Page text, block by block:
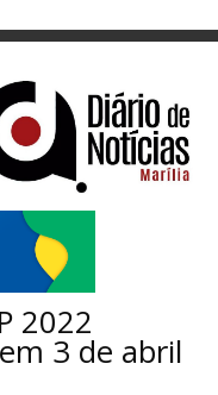
2022
3 de abril